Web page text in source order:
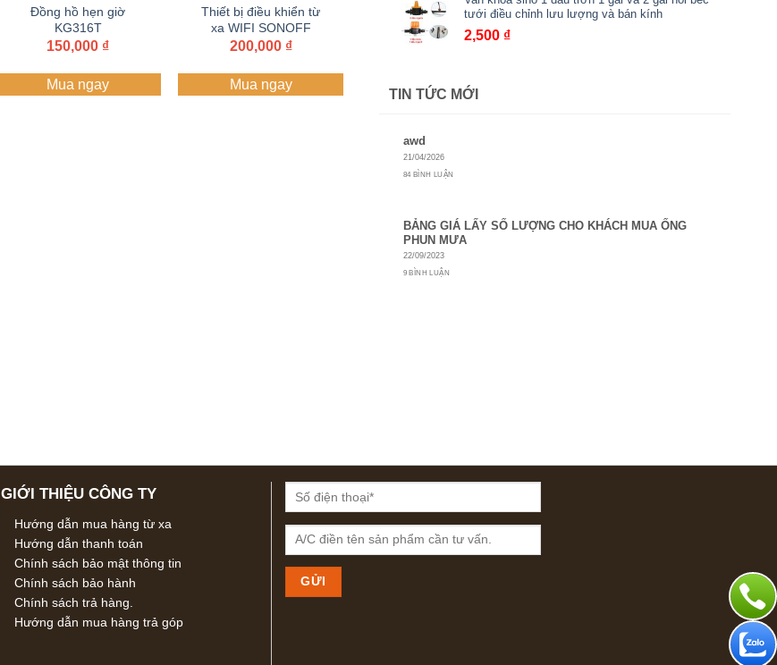
Đồng hồ hẹn giờ
KG316T
150,000 ₫
Mua ngay
Thiết bị điều khiển từ
xa WIFI SONOFF
BASIC
200,000 ₫
Mua ngay
1,000 ₫
tưới điều chỉnh lưu lượng và bán kính
2,500 ₫
TIN TỨC MỚI
awd
21/04/2026
84 BÌNH LUẬN
BẢNG GIÁ LẤY SỐ LƯỢNG CHO KHÁCH MUA ỐNG
PHUN MƯA
22/09/2023
9 BÌNH LUẬN
GIỚI THIỆU CÔNG TY
Hướng dẫn mua hàng từ xa
Hướng dẫn thanh toán
Chính sách bảo mật thông tin
Chính sách bảo hành
Chính sách trả hàng.
Hướng dẫn mua hàng trả góp